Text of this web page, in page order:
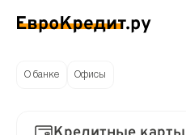
О банке Офисы